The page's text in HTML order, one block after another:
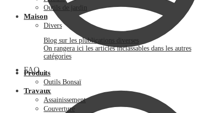
FAQ
Outils de jardin
Maison
Divers
Blog sur les plublications diverses
On rangera ici les articles inclassables dans les autres
catégories
Produits
Outils Bonsaï
Travaux
Assainissement
Couverture